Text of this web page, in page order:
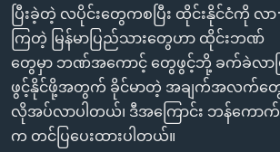
ရှာဖွေ
ရန်
နေရာ
သို့
ကျော်
ရန်
ဘာသာစကားများ
ပြီးခဲ့တဲ့ လပိုင်းတွေကစပြီး ထိုင်းနိုင်ငံကို လာ
ကြတဲ့ မြန်မာပြည်သားတွေဟာ ထိုင်းဘဏ်
တွေမှာ ဘဏ်အကောင့် တွေဖွင့်ဘို့ ခက်ခဲလာ
ဖွင့်နိုင်ဖို့အတွက် ခိုင်မာတဲ့ အချက်အလက်တွေ
လိုအပ်လာပါတယ်၊ ဒီအကြောင်း ဘန်ကေ
က တင်ပြပေးထားပါတယ်။